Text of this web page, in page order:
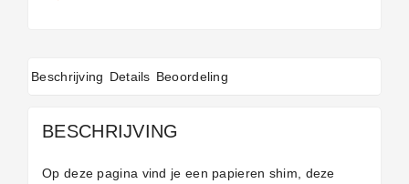
Beschrijving Details Beoordeling
BESCHRIJVING
Op deze pagina vind je een papieren shim, deze